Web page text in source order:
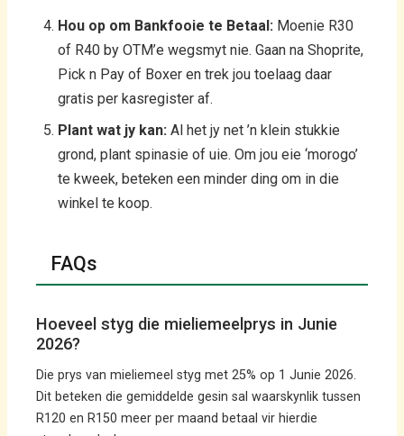
Hou op om Bankfooie te Betaal: Moenie R30
of R40 by OTM’e wegsmyt nie. Gaan na Shoprite,
Pick n Pay of Boxer en trek jou toelaag daar
gratis per kasregister af.
Plant wat jy kan: Al het jy net ’n klein stukkie
grond, plant spinasie of uie. Om jou eie ‘morogo’
te kweek, beteken een minder ding om in die
winkel te koop.
FAQs
Hoeveel styg die mieliemeelprys in Junie
2026?
Die prys van mieliemeel styg met 25% op 1 Junie 2026.
Dit beteken die gemiddelde gesin sal waarskynlik tussen
R120 en R150 meer per maand betaal vir hierdie